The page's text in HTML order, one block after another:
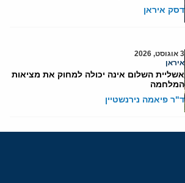
דסק איראן
3 אוגוסט, 2026
איראן
אשליית השלום אינה יכולה למחוק את מציאות
המלחמה
ד"ר פיאמה נירנשטיין